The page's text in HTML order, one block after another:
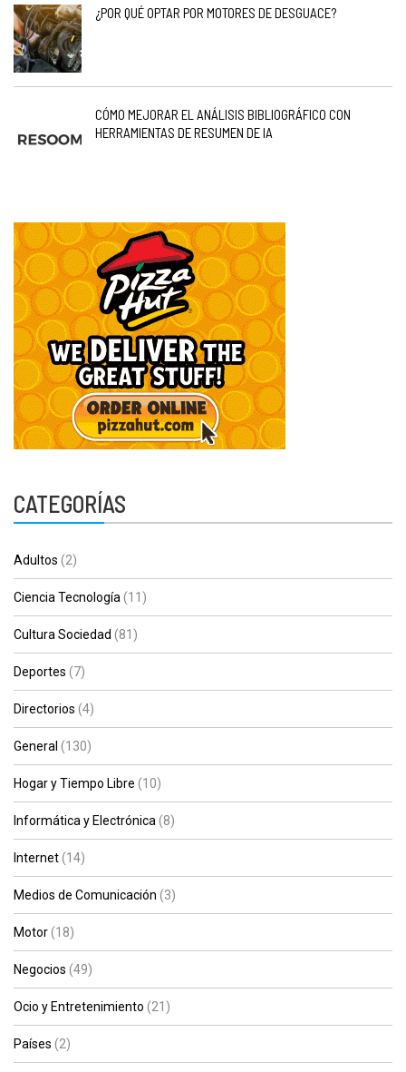
¿POR QUÉ OPTAR POR MOTORES DE DESGUACE?
CÓMO MEJORAR EL ANÁLISIS BIBLIOGRÁFICO CON
HERRAMIENTAS DE RESUMEN DE IA
CATEGORÍAS
Adultos (2)
Ciencia Tecnología (11)
Cultura Sociedad (81)
Deportes (7)
Directorios (4)
General (130)
Hogar y Tiempo Libre (10)
Informática y Electrónica (8)
Internet(14)
Medios de Comunicación (3)
Motor(18)
Negocios (49)
Ocio y Entretenimiento (21)
Países (2)